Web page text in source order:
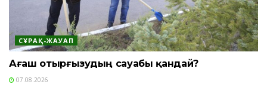
СҰРАҚ-ЖАУАП
Ағаш отырғызудың сауабы қандай?
07.08.2026